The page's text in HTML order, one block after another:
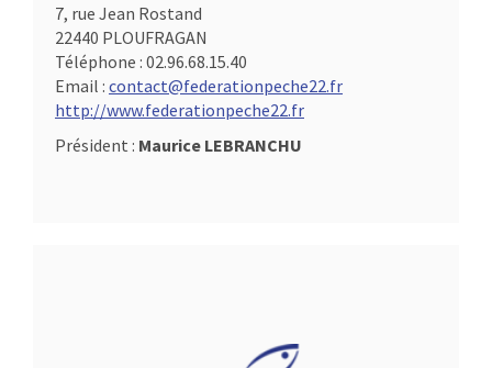
7, rue Jean Rostand
22440 PLOUFRAGAN
Téléphone : 02.96.68.15.40
Email : contact@federationpeche22.fr
http://www.federationpeche22.fr
Président : Maurice LEBRANCHU